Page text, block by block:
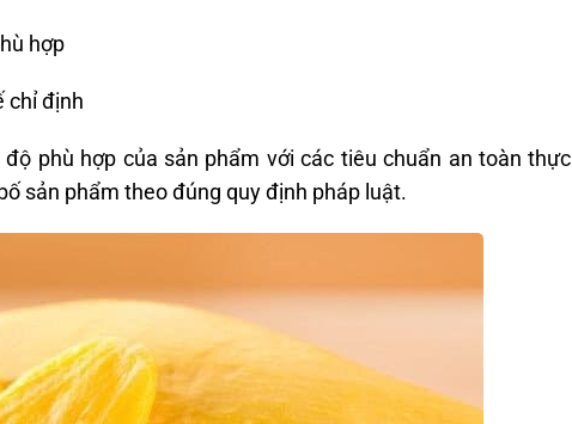
hợp
chỉ định
phù hợp của sản phẩm với các tiêu chuẩn an toàn thực
sản phẩm theo đúng quy định pháp luật.